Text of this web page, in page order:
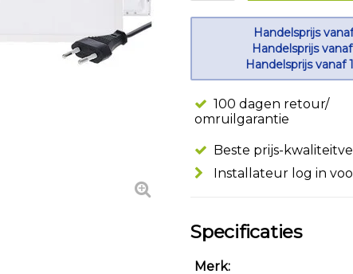
Handelsprijs
Handelsprijs
Handelsprijs vanaf
100 dagen retour/
omruilgarantie
Beste prijs-
Installateur log in
Specificaties
Merk: